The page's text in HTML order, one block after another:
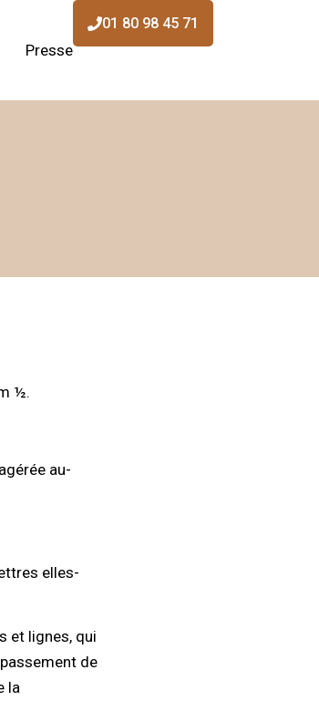
Presse
01 80 98 45 71
½.
au-
elles-
et lignes, qui
de
la